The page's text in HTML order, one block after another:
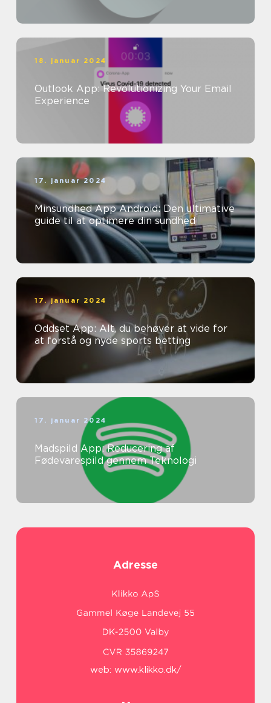
18. januar 2024
Outlook App: Revolutionizing Your Email
Experience
17. januar 2024
Minsundhed App Android: Den ultimative
guide til at optimere din sundhed
17. januar 2024
Oddset App: Alt, du behøver at vide for
at forstå og nyde sports betting
17. januar 2024
Madspild App: Reducering af
Fødevarespild gennem Teknologi
Adresse
web: www.klikko.dk/